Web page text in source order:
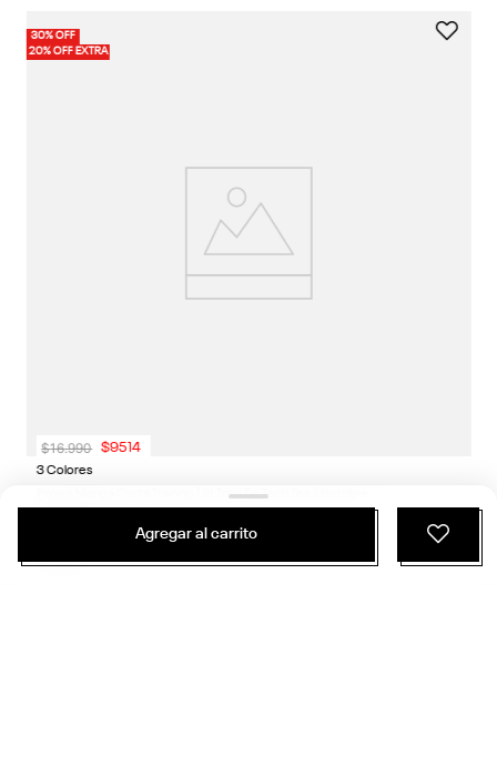
30% OFF
20% OFF EXTRA
3 Colores
Polera Manga Corta Training | Id Train Ss Tech Tee | Hombre
$16.990 $9514
Agregar al carrito